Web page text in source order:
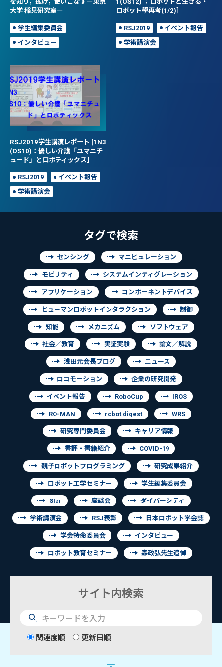
大学 稲見研究室―
学生編集委員会
インタビュー
ロボット學再考(1/2)］
RSJ2019 イベント報告
学術講演会
RSJ2019学生講演レポート [1N3
(OS10)：優しい介護「ユマニチ
ュード」とロボティックス］
RSJ2019 イベント報告
学術講演会
タグで検索
センシング マニピュレーション
モビリティ システムインティグレーション
アプリケーション コンポーネントデバイス
ヒューマンロボットインタラクション 制御
知能 メカニズム ソフトウェア
社会／教育 実証実験 論文／解説
浅田元会長ブログ ニュース
ロコモーション 企業の研究開発
イベント報告 RoboCup IROS
RO-MAN robot digest WRS
研究専門委員会 キャリア情報
書評・書籍紹介 COVID-19
親子ロボットプログラミング 研究成果紹介
ロボット工学セミナー 学生編集委員会
SIer 座談会 ダイバーシティ
学術講演会 RSJ表彰 日本ロボット学会誌
学会特命委員会 インタビュー
ロボット教育セミナー 森政弘先生追悼
サイト内検索
検
索
関連度順 更新日順